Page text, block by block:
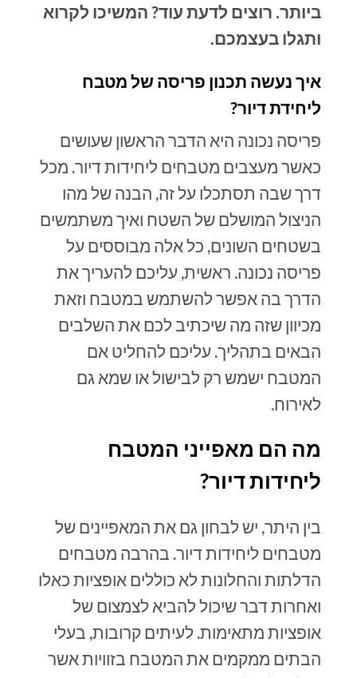
ביותר. רוצים לדעת עוד? המשיכו לקרוא
ותגלו בעצמכם.
איך נעשה תכנון פריסה של מטבח
ליחידת דיור?
פריסה נכונה היא הדבר הראשון שעושים
כאשר מעצבים מטבחים ליחידות דיור. מכל
דרך שבה תסתכלו על זה, הבנה של מהו
הניצול המושלם של השטח ואיך משתמשים
בשטחים השונים, כל אלה מבוססים על
פריסה נכונה. ראשית, עליכם להעריך את
הדרך בה אפשר להשתמש במטבח וזאת
מכיוון שזה מה שיכתיב לכם את השלבים
הבאים בתהליך. עליכם להחליט אם
המטבח ישמש רק לבישול או שמא גם
לאירוח.
מה הם מאפייני המטבח
ליחידות דיור?
בין היתר, יש לבחון גם את המאפיינים של
מטבחים ליחידות דיור. בהרבה מטבחים
הדלתות והחלונות לא כוללים אופציות כאלו
ואחרות דבר שיכול להביא לצמצום של
אופציות מתאימות. לעיתים קרובות, בעלי
הבתים ממקמים את המטבח בזוויות אשר